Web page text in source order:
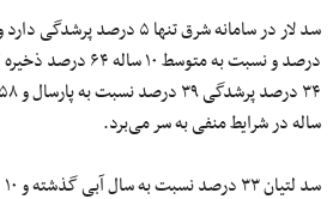
درصد و نسبت به متوسط
ساله در شرایط منفی به سر می‌برد.